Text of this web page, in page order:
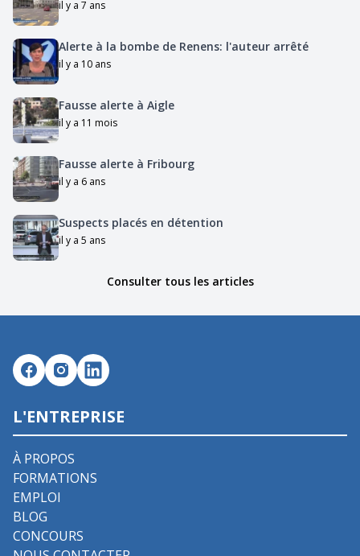
il y a 7 ans
Alerte à la bombe de Renens: l'auteur arrêté
il y a 10 ans
Fausse alerte à Aigle
il y a 11 mois
Fausse alerte à Fribourg
il y a 6 ans
Suspects placés en détention
il y a 5 ans
Consulter tous les articles
L'ENTREPRISE
À PROPOS
FORMATIONS
EMPLOI
BLOG
CONCOURS